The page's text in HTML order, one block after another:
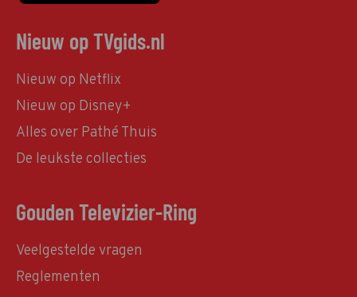
Nieuw op TVgids.nl
Nieuw op Netflix
Nieuw op Disney+
Alles over Pathé Thuis
De leukste collecties
Gouden Televizier-Ring
Veelgestelde vragen
Reglementen